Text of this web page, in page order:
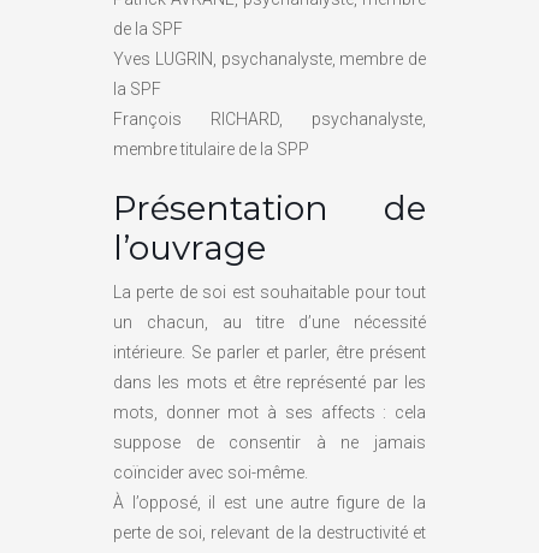
de la SPF
Yves LUGRIN, psychanalyste, membre de
la SPF
François RICHARD, psychanalyste,
membre titulaire de la SPP
Présentation de
l’ouvrage
La perte de soi est souhaitable pour tout
un chacun, au titre d’une nécessité
intérieure. Se parler et parler, être présent
dans les mots et être représenté par les
mots, donner mot à ses affects : cela
suppose de consentir à ne jamais
coïncider avec soi-même.
À l’opposé, il est une autre figure de la
perte de soi, relevant de la destructivité et